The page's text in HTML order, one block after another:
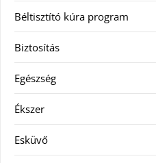
Béltisztító kúra program
Biztosítás
Egészség
Ékszer
Esküvő